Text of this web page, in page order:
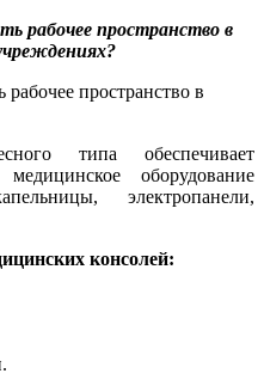
рабочее пространство в
типа обеспечивает
оборудование
электропанели,
консолей: